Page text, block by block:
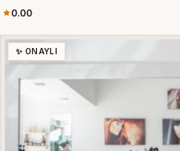
0.00
✨ ONAYLI